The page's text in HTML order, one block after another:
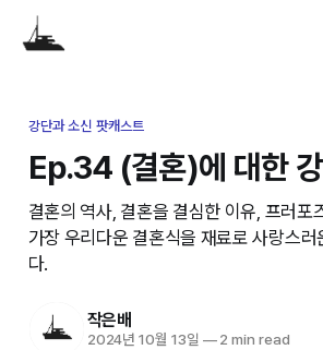
강단과 소신 팟캐스트
Ep.34 (결혼)에 대한
결혼의 역사, 결혼을 결심한 이유, 프러포
가장 우리다운 결혼식을 재료로 사랑스러
다.
작은배
2024년 10월 13일 —2 min read